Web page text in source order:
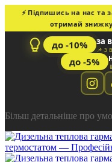
⚡ Підпишись на нас та
отримай
до -10% за
📌 з
до -5%
Більш детальніше про